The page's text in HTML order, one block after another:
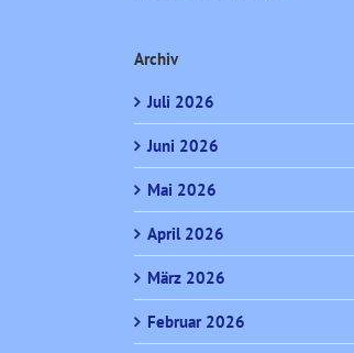
Archiv
Juli 2026
Juni 2026
Mai 2026
April 2026
März 2026
Februar 2026